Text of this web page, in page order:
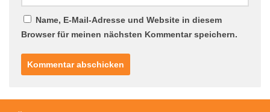
Name, E-Mail-Adresse und Website in diesem
Browser für meinen nächsten Kommentar speichern.